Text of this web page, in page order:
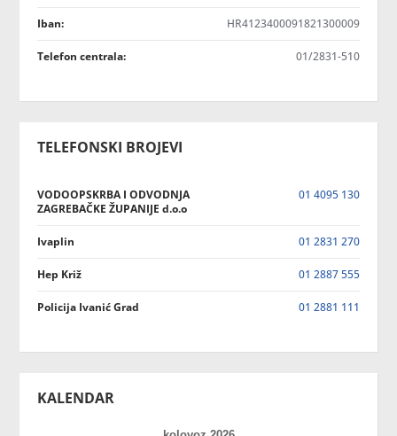
Iban: HR4123400091821300009
Telefon centrala: 01/2831-510
TELEFONSKI BROJEVI
VODOOPSKRBA I ODVODNJA
ZAGREBAČKE ŽUPANIJE d.o.o
01 4095 130
Ivaplin 01 2831 270
Hep Križ 01 2887 555
Policija Ivanić Grad 01 2881 111
KALENDAR